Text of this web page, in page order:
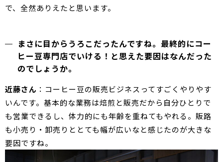
で、全然ありえたと思います。
まさに目からうろこだったんですね。最終的にコー
ヒー豆専門店でいける！と思えた要因はなんだった
のでしょうか。
近藤さん ：コーヒー豆の販売ビジネスってすごくやりやす
いんです。基本的な業務は焙煎と販売だから自分ひとりで
も営業できるし、体力的にも年齢を重ねてもやれる。販路
も小売り・卸売りととても幅が広いなと感じたのが大きな
要因ですね。